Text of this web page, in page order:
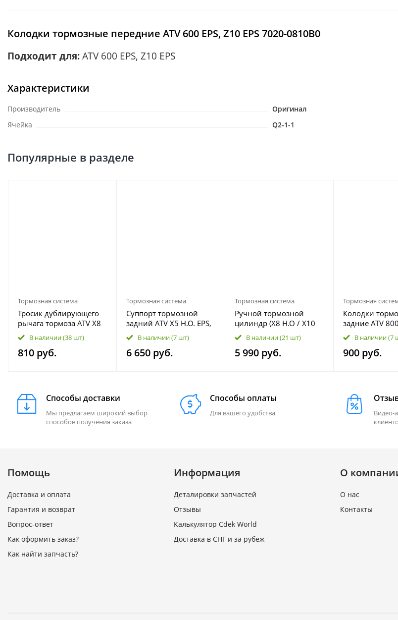
Колодки тормозные передние ATV 600 EPS, Z10 EPS 7020-0810B0
Подходит для: ATV 600 EPS, Z10 EPS
Характеристики
Производитель
Оригинал
Ячейка
Q2-1-1
Популярные в разделе
Тормозная система
Тросик дублирующего
рычага тормоза ATV X8
EFI-EPS 7020-080230
В наличии(38 шт)
810 руб.
Тормозная система
Суппорт тормозной
задний ATV X5 H.O. EPS,
500 HO 9CR6-081200
В наличии(7 шт)
6 650 руб.
Тормозная система
Ручной тормозной
цилиндр (X8 H.O / X10
2021 год) ATV 600 EPS,
1000 OVERLAND EPS
9AY0-081200
В наличии(21 шт)
5 990 руб.
Тормозная
Колодки
задние ATV
600 EPS, 1000
SPORT EPS, Z10
7020-0810A0
В наличии(7
900 руб.
Способы доставки
Мы предлагаем широкий выбор
способов получения заказа
Способы оплаты
Для вашего удобства
Видео-
Помощь
Доставка и оплата
Гарантия и возврат
Вопрос-ответ
Как оформить заказ?
Как найти запчасть?
Информация
Деталировки запчастей
Отзывы
Калькулятор Cdek World
Доставка в СНГ и за рубеж
О
О нас
Контакты